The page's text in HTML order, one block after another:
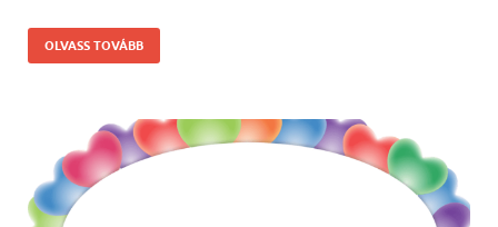
OLVASS TOVÁBB